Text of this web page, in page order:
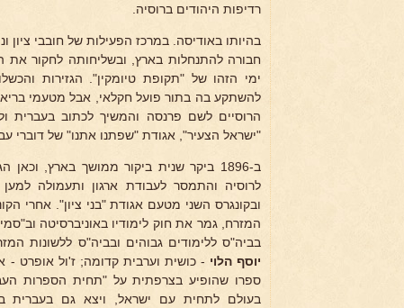
רדיפות היהודים ברוסיה.
בהיותו באודיסה. במרכז הפעילות של חובבי
חבורה להתנחלות בארץ, ובשליחותה לחקור את
ימי הזהו של "תקופת טיומקין". הגזירות
להשתקע בה בתור פועל חקלאי, אבל מטעמי
הרוסיים לשם פרנסה והמשיך לכתוב בעברית
"ישראל הצעיר", אגודת "שפתנו אתנו" של דוברי
ב-1896 ביקר שנית ביקור ממושך בארץ, וכאן הגיעתו הבשורה על הופעת "מדינת היהודים" של
לרוסיה והתמסר לעבודת ארגון ותעמולה
ובקונגרס השני מטעם אגודת "בני ציון". אחרי
המזרח, גמר את חוק לימודיו באוניברסיטה
בביה"ס ללימודים גבוהים ובביה"ס ללשונות
יוסף הלוי
ספרו שהופיע בצרפתית על "תחית הספרות
בעולם לתחית עם ישראל, ויצא גם בעברית